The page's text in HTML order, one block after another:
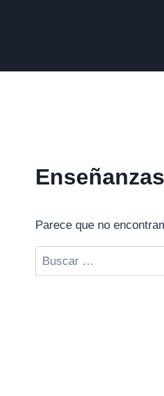
Parece que no
Buscar: